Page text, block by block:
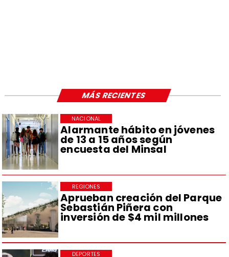
Alarmante hábito en jóvenes
de 13 a 15 años según
encuesta del Minsal
NACIONAL
Aprueban creación del Parque
Sebastián Piñera con
inversión de $4 mil millones
REGIONES
DEPORTES
MÁS RECIENTES